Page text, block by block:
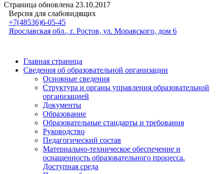
Страница обновлена 23.10.2017
Версия для слабовидящих
+7(48536)6-05-45
Ярославская обл., г. Ростов, ул. Моравского, дом 6
Главная страница
Сведения об образовательной организации
Основные сведения
Структура и органы управления образовательной
организацией
Документы
Образование
Образовательные стандарты и требования
Руководство
Педагогический состав
Материально-техническое обеспечение и
оснащенность образовательного процесса.
Доступная среда